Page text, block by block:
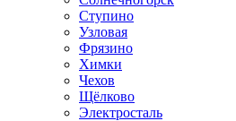
Ступино
Узловая
Фрязино
Химки
Чехов
Щёлково
Электросталь